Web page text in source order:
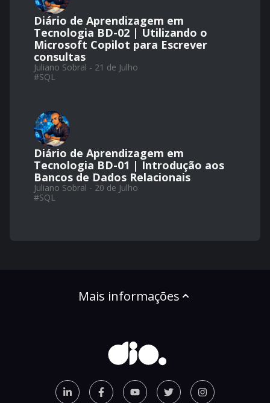
Diário de Aprendizagem em
Tecnologia BD-02 | Utilizando o
Microsoft Copilot para Escrever
consultas
Juliano Sobral - 21 de Julho
#SQL
Diário de Aprendizagem em
Tecnologia BD-01 | Introdução aos
Bancos de Dados Relacionais
Juliano Sobral - 20 de Julho
#SQL
Mais informações